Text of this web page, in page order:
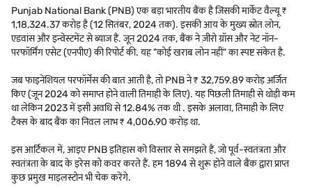
Punjab National Bank (PNB) एक बड़ा भारतीय बैंक है जिसकी मार्केट वैल्यू ₹
1,18,324.37 करोड़ है (12 सितंबर, 2024 तक). इसकी आय के मुख्य स्रोत लोन,
एडवांस और इन्वेस्टमेंट से ब्याज हैं. जून 2024 तक, बैंक ने ज़ीरो ग्रॉस और नेट नॉन-
परफॉर्मिंग एसेट (एनपीए) की रिपोर्ट की. यह "कोई खराब लोन नहीं" का स्पष्ट संकेत है.
जब फाइनेंशियल परफॉर्मेंस की बात आती है, तो PNB ने ₹ 32,759.89 करोड़ अर्जित
किए (जून 2024 को समाप्त होने वाली तिमाही के लिए). यह पिछली तिमाही से थोड़ी कम
था लेकिन 2023 में इसी अवधि से 12.84% तक थी . इसके अलावा, तिमाही के लिए
टैक्स के बाद बैंक का निवल लाभ ₹ 4,006.90 करोड़ था.
इस आर्टिकल में, आइए PNB इतिहास को विस्तार से समझते हैं, जो पूर्व-स्वतंत्रता और
स्वतंत्रता के बाद के इरेस को कवर करते हैं. हम 1894 से शुरू होने वाले बैंक द्वारा प्राप्त
कुछ प्रमुख माइलस्टोन भी चेक करेंगे.